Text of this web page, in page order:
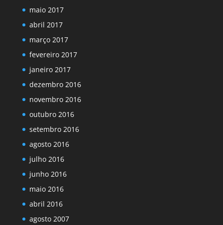
maio 2017
abril 2017
março 2017
fevereiro 2017
janeiro 2017
dezembro 2016
novembro 2016
outubro 2016
setembro 2016
agosto 2016
julho 2016
junho 2016
maio 2016
abril 2016
agosto 2007